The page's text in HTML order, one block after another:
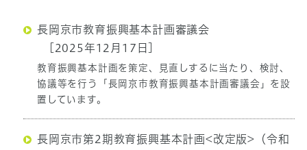
長岡京市教育振興基本計画審議会
[2025年12月17日]
教育振興基本計画を策定、見直しするに当たり、検討、
協議等を行う「長岡京市教育振興基本計画審議会」を設
置しています。
長岡京市第2期教育振興基本計画<改定版>（令和